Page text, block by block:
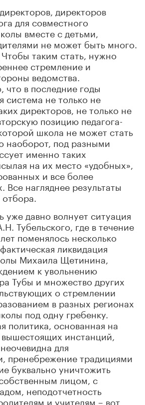
директоров
для совместного
вместе с детьми,
не может быть много.
таким стать, нужно
стремление и
ведомства.
что в последние годы
система не только не
директоров, не только не
позицию педагога-
школа не может стать
наоборот, под разными
именно таких
на их место «удобных»,
и все более
Все нагляднее результаты
уже давно волнует ситуация
Тубельского, где в течение
поменялось несколько
ликвидация
Михаила Щетинина,
к увольнению
Тубы и множество других
о стремлении
в разных регионах
под одну гребенку.
политика, основанная на
инстанций,
для
пренебрежение традициями
буквально уничтожить
лицом, с
неподотчетность
и учителям – вот